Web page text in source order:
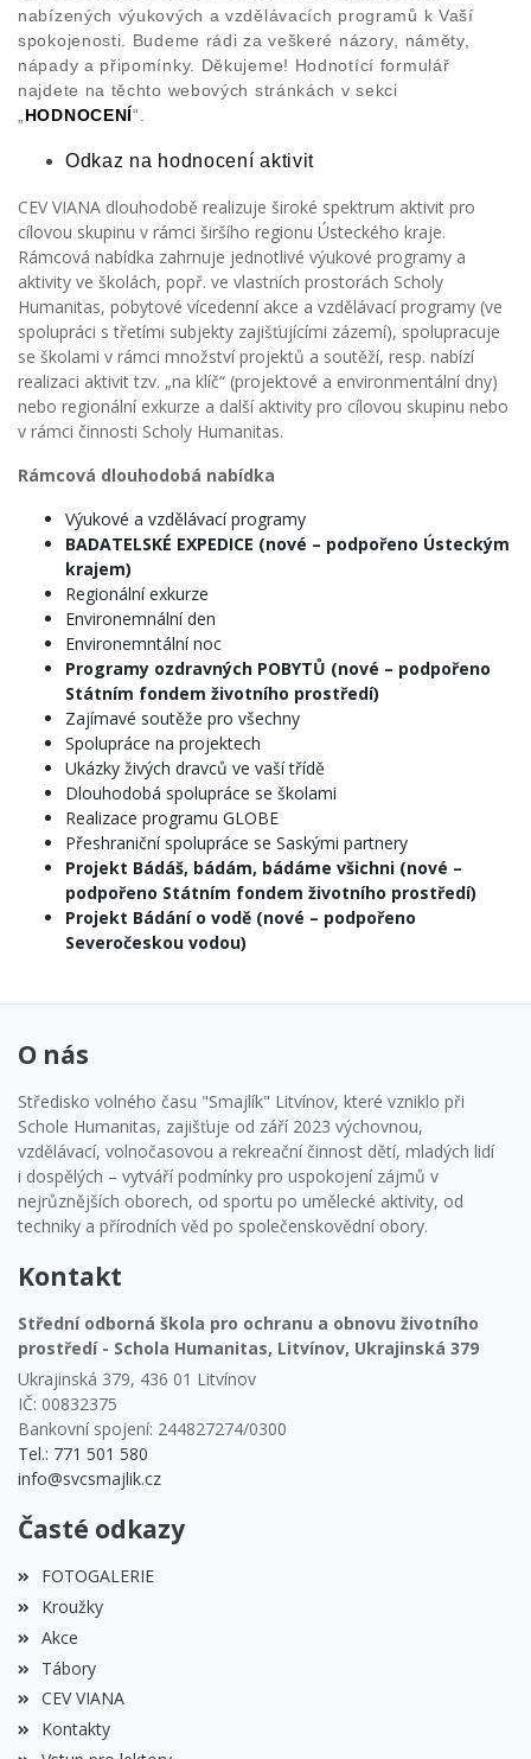
nabízených výukových a vzdělávacích programů k Vaší
spokojenosti. Budeme rádi za veškeré názory, náměty,
nápady a připomínky. Děkujeme! Hodnotící formulář
najdete na těchto webových stránkách v sekci
HODNOCENÍ“.
Odkaz na hodnocení aktivit
CEV VIANA dlouhodobě realizuje široké spektrum aktivit pro
cílovou skupinu v rámci širšího regionu Ústeckého kraje.
Rámcová nabídka zahrnuje jednotlivé výukové programy a
aktivity ve školách, popř. ve vlastních prostorách Scholy
Humanitas, pobytové vícedenní akce a vzdělávací programy (ve
spolupráci s třetími subjekty zajišťujícími zázemí), spolupracuje
se školami v rámci množství projektů a soutěží, resp. nabízí
realizaci aktivit tzv. „na klíč“ (projektové a environmentální dny)
nebo regionální exkurze a další aktivity pro cílovou skupinu nebo
v rámci činnosti Scholy Humanitas.
Rámcová dlouhodobá nabídka
Výukové a vzdělávací programy
BADATELSKÉ EXPEDICE (nové – podpořeno Ústeckým
krajem)
Regionální exkurze
Environemnální den
Environemntální noc
Programy ozdravných POBYTŮ (nové – podpořeno
Státním fondem životního prostředí)
Zajímavé soutěže pro všechny
Spolupráce na projektech
Ukázky živých dravců ve vaší třídě
Dlouhodobá spolupráce se školami
Realizace programu GLOBE
Přeshraniční spolupráce se Saskými partnery
Projekt Bádáš, bádám, bádáme všichni (nové –
podpořeno Státním fondem životního prostředí)
Projekt Bádání o vodě (nové – podpořeno
Severočeskou vodou)
O nás
Středisko volného času "Smajlík" Litvínov, které vzniklo při
Schole Humanitas, zajišťuje od září 2023 výchovnou,
vzdělávací, volnočasovou a rekreační činnost dětí, mladých lidí
i dospělých – vytváří podmínky pro uspokojení zájmů v
nejrůznějších oborech, od sportu po umělecké aktivity, od
techniky a přírodních věd po společenskovědní obory.
Kontakt
Střední odborná škola pro ochranu a obnovu životního
prostředí - Schola Humanitas, Litvínov, Ukrajinská 379
Ukrajinská 379, 436 01 Litvínov
IČ: 00832375
Bankovní spojení: 244827274/0300
Tel.: 771 501 580
info@svcsmajlik.cz
Časté odkazy
FOTOGALERIE
Kroužky
Akce
Tábory
CEV VIANA
Kontakty